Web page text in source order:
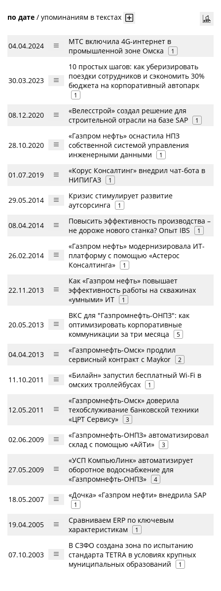
по дате / упоминаниям в текстах
04.04.2024
МТС включила 4G-интернет в
промышленной зоне Омска
1
30.03.2023
10 простых шагов: как уберизировать
поездки сотрудников и сэкономить 30%
бюджета на корпоративный автопарк
1
08.12.2020
«Велесстрой» создал решение для
строительной отрасли на базе SAP
1
28.10.2020
«Газпром нефть» оснастила НПЗ
собственной системой управления
инженерными данными
1
01.07.2019
«Корус Консалтинг» внедрил чат-бота в
НИПИГАЗ
1
29.05.2014
Кризис стимулирует развитие
аутсорсинга
1
08.04.2014
Повысить эффективность производства –
не дороже нового станка? Опыт IBS
1
26.02.2014
«Газпром нефть» модернизировала ИТ-
платформу с помощью «Астерос
Консалтинга»
1
22.11.2013
Как «Газпром нефть» повышает
эффективность работы на скважинах
«умными» ИТ
1
20.05.2013
ВКС для "Газпромнефть-ОНПЗ": как
оптимизировать корпоративные
коммуникации за три месяца
5
04.04.2013
«Газпромнефть-Омск» продлил
сервисный контракт с Maykor
2
11.10.2011
«Билайн» запустил бесплатный Wi-Fi в
омских троллейбусах
1
12.05.2011
«Газпромнефть-Омск» доверила
техобслуживание банковской техники
«ЦРТ Сервису»
3
02.06.2009
«Газпромнефть-ОНПЗ» автоматизировал
склад с помощью «АйТи»
3
27.05.2009
«УСП КомпьюЛинк» автоматизирует
оборотное водоснабжение для
«Газпромнефть-ОНПЗ»
4
18.05.2007 «Дочка» «Газпром нефти» внедрила SAP
1
19.04.2005
Сравниваем ERP по ключевым
характеристикам
1
07.10.2003
В СЗФО создана зона по испытанию
стандарта TETRA в условиях крупных
муниципальных образований
1